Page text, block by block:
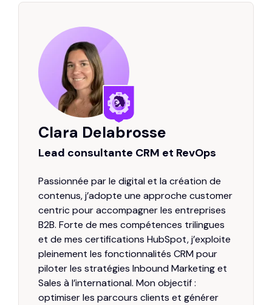
Clara Delabrosse
Lead consultante CRM et RevOps
Passionnée par le digital et la création de
contenus, j’adopte une approche customer
centric pour accompagner les entreprises
B2B. Forte de mes compétences trilingues
et de mes certifications HubSpot, j’exploite
pleinement les fonctionnalités CRM pour
piloter les stratégies Inbound Marketing et
Sales à l’international. Mon objectif :
optimiser les parcours clients et générer